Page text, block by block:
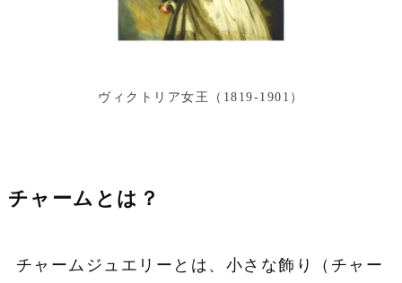
ヴィクトリア女王（1819‐1901）
チャームとは？
チャームジュエリーとは、小さな飾り（チャー